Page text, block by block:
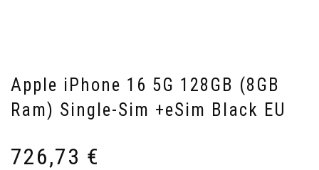
Apple iPhone 16 5G 128GB (8GB
Ram) Single-Sim +eSim Black EU
726,73 €